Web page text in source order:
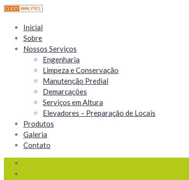
Inicial
Sobre
Nossos Serviços
Engenharia
Limpeza e Conservação
Manutenção Predial
Demarcações
Serviços em Altura
Elevadores – Preparação de Locais
Produtos
Galeria
Contato